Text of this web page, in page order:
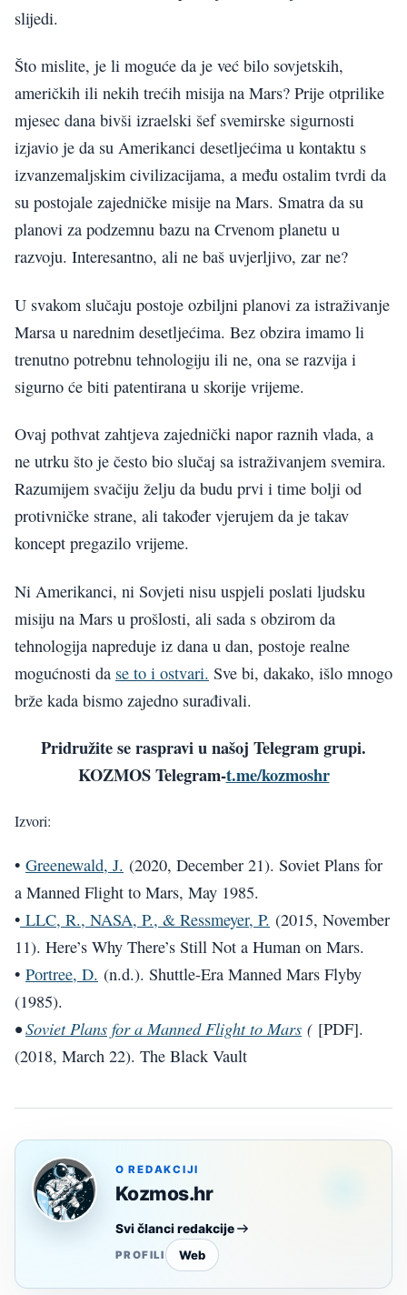
slijedi.
Što mislite, je li moguće da je već bilo sovjetskih,
američkih ili nekih trećih misija na Mars? Prije otprilike
mjesec dana bivši izraelski šef svemirske sigurnosti
izjavio je da su Amerikanci desetljećima u kontaktu s
izvanzemaljskim civilizacijama, a među ostalim tvrdi da
su postojale zajedničke misije na Mars. Smatra da su
planovi za podzemnu bazu na Crvenom planetu u
razvoju. Interesantno, ali ne baš uvjerljivo, zar ne?
U svakom slučaju postoje ozbiljni planovi za istraživanje
Marsa u narednim desetljećima. Bez obzira imamo li
trenutno potrebnu tehnologiju ili ne, ona se razvija i
sigurno će biti patentirana u skorije vrijeme.
Ovaj pothvat zahtjeva zajednički napor raznih vlada, a
ne utrku što je često bio slučaj sa istraživanjem svemira.
Razumijem svačiju želju da budu prvi i time bolji od
protivničke strane, ali također vjerujem da je takav
koncept pregazilo vrijeme.
Ni Amerikanci, ni Sovjeti nisu uspjeli poslati ljudsku
misiju na Mars u prošlosti, ali sada s obzirom da
tehnologija napreduje iz dana u dan, postoje realne
mogućnosti da se to i ostvari. Sve bi, dakako, išlo mnogo
brže kada bismo zajedno surađivali.
Pridružite se raspravi u našoj Telegram grupi.
KOZMOS Telegram-t.me/kozmoshr
Izvori:
• Greenewald, J. (2020, December 21). Soviet Plans for
a Manned Flight to Mars, May 1985.
• LLC, R., NASA, P., & Ressmeyer, P. (2015, November
11). Here’s Why There’s Still Not a Human on Mars.
• Portree, D. (n.d.). Shuttle-Era Manned Mars Flyby
(1985).
•Soviet Plans for a Manned Flight to Mars ( [PDF].
(2018, March 22). The Black Vault
O REDAKCIJI
Kozmos.hr
Svi članci redakcije
PROFILI Web